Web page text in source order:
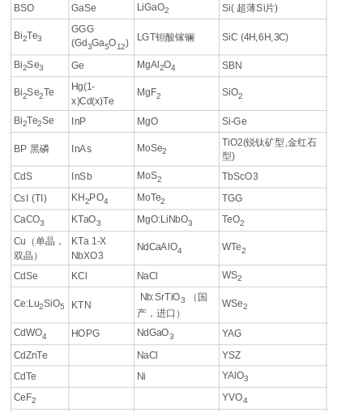
BSO GaSe LiGaO2 Si( 超薄Si片)
Bi2Te3
GGG
(Gd3Ga5O12)
LGT钽酸镓镧 SiC (4H,6H,3C)
Bi2Se3 Ge MgAl2O4 SBN
Bi2Se2Te
Hg(1-
x)Cd(x)Te
MgF2 SiO2
Bi2Te2Se InP MgO Si-Ge
BP 黑磷 InAs MoSe2
TiO2(锐钛矿型,金红石
型)
CdS
InSb MoS2
TbScO3
CsI (TI)
KH2PO4 MoTe2
TGG
CaCO3 KTaO3 MgO:LiNbO3 TeO2
Cu（单晶，
双晶）
KTa 1-X
NbXO3
NdCaAlO4 WTe2
CdSe KCl NaCl WS2
Ce:Lu2SiO5 KTN
Nb:SrTiO3
（国
产，进口）
WSe2
CdWO4 HOPG NdGaO3
YAG
CdZnTe
NaCl
YSZ
CdTe
Ni YAlO3
CeF2 YVO4